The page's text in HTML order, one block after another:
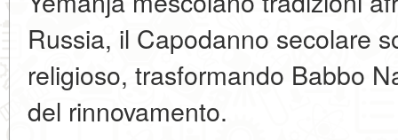
Russia, il Capodanno secolare
religioso, trasformando Babbo
del rinnovamento.